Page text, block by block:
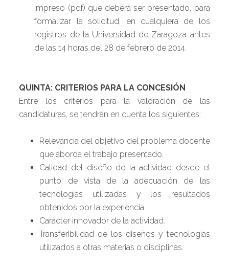
impreso (pdf) que deberá ser presentado, para
formalizar la solicitud, en cualquiera de los
registros de la Universidad de Zaragoza antes
de las 14 horas del 28 de febrero de 2014.
QUINTA: CRITERIOS PARA LA CONCESIÓN
Entre los criterios para la valoración de las
candidaturas, se tendrán en cuenta los siguientes:
Relevancia del objetivo del problema docente
que aborda el trabajo presentado.
Calidad del diseño de la actividad desde el
punto de vista de la adecuación de las
tecnologías utilizadas y los resultados
obtenidos por la experiencia.
Carácter innovador de la actividad.
Transferibilidad de los diseños y tecnologías
utilizados a otras materias o disciplinas.